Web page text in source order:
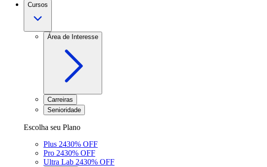
Cursos
Área de Interesse
Carreiras
Senioridade
Escolha seu Plano
Plus 2430% OFF
Pro 2430% OFF
Ultra Lab 2430% OFF